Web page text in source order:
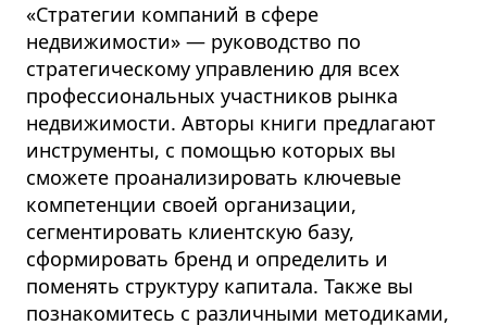
«Стратегии компаний в сфере
недвижимости» — руководство по
стратегическому управлению для всех
профессиональных участников рынка
недвижимости. Авторы книги предлагают
инструменты, с помощью которых вы
сможете проанализировать ключевые
компетенции своей организации,
сегментировать клиентскую базу,
сформировать бренд и определить и
поменять структуру капитала. Также вы
познакомитесь с различными методиками,